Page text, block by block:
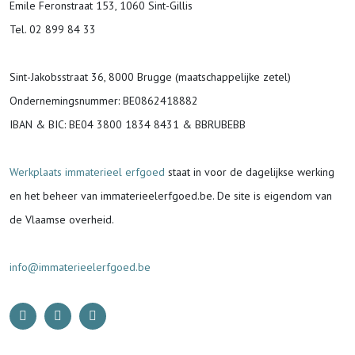
Emile Feronstraat 153, 1060 Sint-Gillis
Tel. 02 899 84 33
Sint-Jakobsstraat 36, 8000 Brugge (maatschappelijke zetel)
Ondernemingsnummer: BE0862418882
IBAN & BIC: BE04 3800 1834 8431 & BBRUBEBB
Werkplaats immaterieel erfgoed staat in voor de dagelijkse werking
en het beheer van immaterieelerfgoed.be. De site is eigendom van
de Vlaamse overheid.
info@immaterieelerfgoed.be